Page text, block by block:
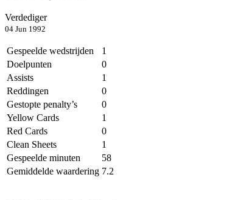
Verdediger
04 Jun 1992
Gespeelde wedstrijden
1
Doelpunten
0
Assists
1
Reddingen
0
Gestopte penalty’s
0
Yellow Cards
1
Red Cards
0
Clean Sheets
1
Gespeelde minuten
58
Gemiddelde waardering 7.2